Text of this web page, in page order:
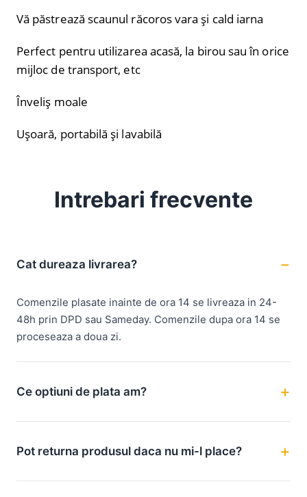
Vă păstrează scaunul răcoros vara și cald iarna
Perfect pentru utilizarea acasă, la birou sau în orice
mijloc de transport, etc
Înveliș moale
Ușoară, portabilă și lavabilă
Intrebari frecvente
Cat dureaza livrarea?
Comenzile plasate inainte de ora 14 se livreaza in 24-
48h prin DPD sau Sameday. Comenzile dupa ora 14 se
proceseaza a doua zi.
Ce optiuni de plata am?
Pot returna produsul daca nu mi-l place?